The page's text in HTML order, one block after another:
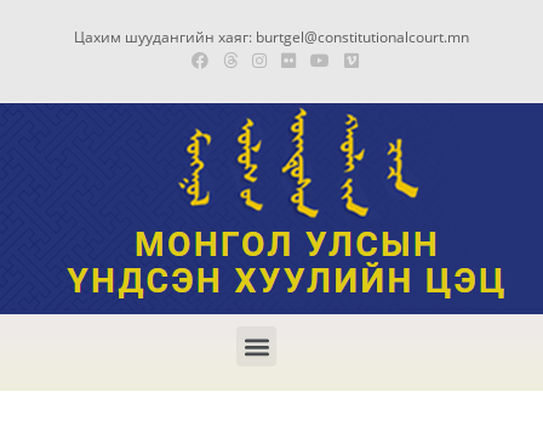
Цахим шуудангийн хаяг: burtgel@constitutionalcourt.mn